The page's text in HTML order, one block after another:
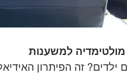
למשענות
ילדים? זה הפיתרון